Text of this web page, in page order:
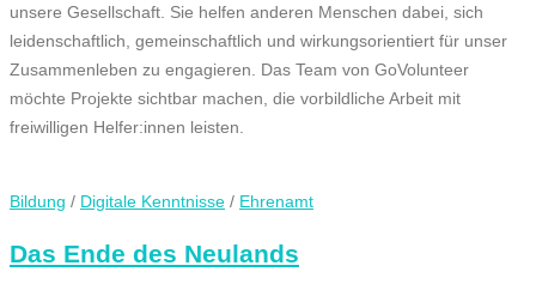
unsere Gesellschaft. Sie helfen anderen Menschen dabei, sich
leidenschaftlich, gemeinschaftlich und wirkungsorientiert für unser
Zusammenleben zu engagieren. Das Team von GoVolunteer
möchte Projekte sichtbar machen, die vorbildliche Arbeit mit
freiwilligen Helfer:innen leisten.
Bildung / Digitale Kenntnisse / Ehrenamt
Das Ende des Neulands